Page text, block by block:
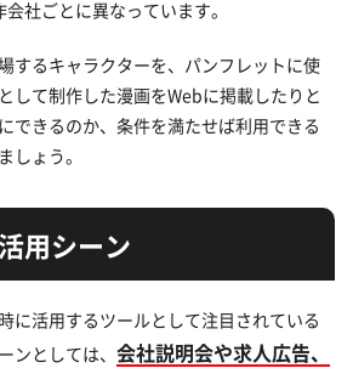
社ごとに異なっています。
するキャラクターを、パンフレットに使
して制作した漫画をWebに掲載したりと
できるのか、条件を満たせば利用できる
しょう。
用シーン
に活用するツールとして注目されている
ンとしては、 会社説明会や求人広告、